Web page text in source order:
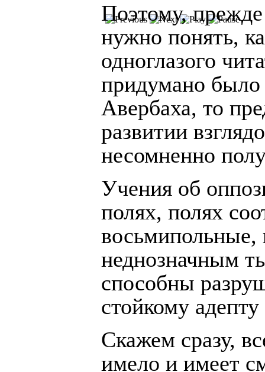
Поэтому,
нужно понять,
одноглазого
придумано
Авербаха, то
развитии
несомненно
Учения об
полях, полях
восьмипольные,
неднозначным
способны
стойкому
Скажем сразу,
имело и имеет